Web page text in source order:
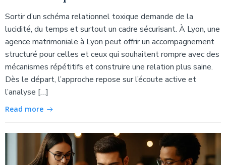
Sortir d’un schéma relationnel toxique demande de la
lucidité, du temps et surtout un cadre sécurisant. À Lyon, une
agence matrimoniale à Lyon peut offrir un accompagnement
structuré pour celles et ceux qui souhaitent rompre avec des
mécanismes répétitifs et construire une relation plus saine.
Dès le départ, l’approche repose sur l’écoute active et
l’analyse […]
Read more